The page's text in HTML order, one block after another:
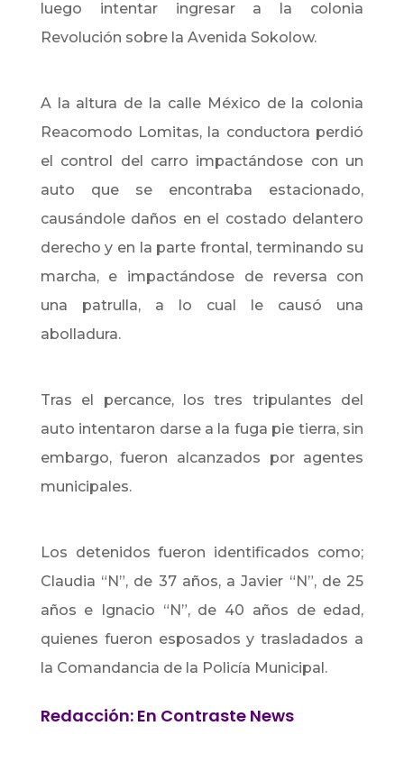
luego intentar ingresar a la colonia
Revolución sobre la Avenida Sokolow.
A la altura de la calle México de la colonia
Reacomodo Lomitas, la conductora perdió
el control del carro impactándose con un
auto que se encontraba estacionado,
causándole daños en el costado delantero
derecho y en la parte frontal, terminando su
marcha, e impactándose de reversa con
una patrulla, a lo cual le causó una
abolladura.
Tras el percance, los tres tripulantes del
auto intentaron darse a la fuga pie tierra, sin
embargo, fueron alcanzados por agentes
municipales.
Los detenidos fueron identificados como;
Claudia “N”, de 37 años, a Javier “N”, de 25
años e Ignacio “N”, de 40 años de edad,
quienes fueron esposados y trasladados a
la Comandancia de la Policía Municipal.
Redacción: En Contraste News